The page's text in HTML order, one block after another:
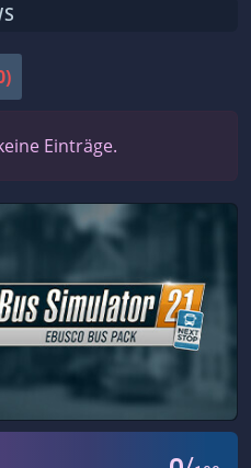
Einträge.